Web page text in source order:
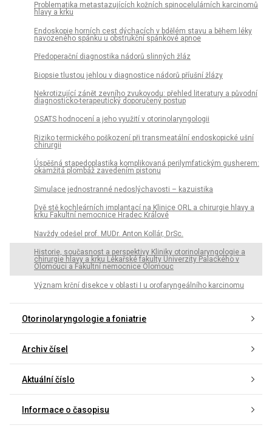
Problematika metastazujících kožních spinocelulárních karcinomů
hlavy a krku
Endoskopie horních cest dýchacích v bdělém stavu a během léky
navozeného spánku u obstrukční spánkové apnoe
Předoperační diagnostika nádorů slinných žláz
Biopsie tlustou jehlou v diagnostice nádorů příušní žlázy
Nekrotizující zánět zevního zvukovodu: přehled literatury a původní
diagnosticko-terapeutický doporučený postup
OSATS hodnocení a jeho využití v otorinolaryngologii
Riziko termického poškození při transmeatální endoskopické ušní
chirurgii
Úspěšná stapedoplastika komplikovaná perilymfatickým gusherem:
okamžitá plombáž zavedením pistonu
Simulace jednostranné nedoslýchavosti – kazuistika
Dvě stě kochleárních implantací na Klinice ORL a chirurgie hlavy a
krku Fakultní nemocnice Hradec Králové
Navždy odešel prof. MUDr. Anton Kollár, DrSc.
Historie, současnost a perspektivy Kliniky otorinolaryngologie a
chirurgie hlavy a krku Lékařské fakulty Univerzity Palackého v
Olomouci a Fakultní nemocnice Olomouc
Význam krční disekce v oblasti I u orofaryngeálního karcinomu
Otorinolaryngologie a foniatrie
Archiv čísel
Aktuální číslo
Informace o časopisu